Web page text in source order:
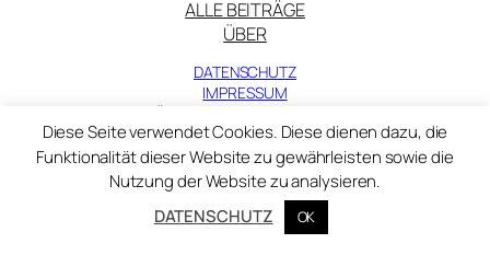
ALLE BEITRÄGE
ÜBER
DATENSCHUTZ
IMPRESSUM
ERKLÄRUNG ZUR BARRIEREFREIHEIT
Folge uns
Facebook
Diese Seite verwendet Cookies. Diese dienen dazu, die
Funktionalität dieser Website zu gewährleisten sowie die
Nutzung der Website zu analysieren.
DATENSCHUTZ
OK